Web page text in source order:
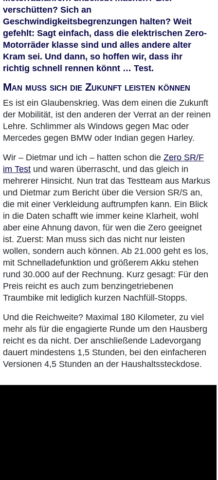
verschütten? Sich an
Geschwindigkeitsbegrenzungen halten? Weit
gefehlt: Sagt einfach, dass die elektrischen Zero-
Motorräder klasse sind und alles andere alter
Kram sei. Und dann, so hoffen wir, dass ihr
richtig schnell rennen könnt … Test.
Man muss sich die Zukunft leisten können
Es ist ein Glaubenskrieg. Was dem einen die Zukunft
der Mobilität, ist den anderen der Verrat an der reinen
Lehre. Schlimmer als Windows gegen Mac oder
Mercedes gegen BMW oder Indian gegen Harley.
Wir – Dietmar und ich – hatten schon die Zero SR/F
im Test und waren überrascht, und das gleich in
mehrerer Hinsicht. Nun trat das Testteam aus Markus
und Dietmar zum Bericht über die Version SR/S an,
die mit einer Verkleidung auftrumpfen kann. Ein Blick
in die Daten schafft wie immer keine Klarheit, wohl
aber eine Ahnung davon, für wen die Zero geeignet
ist. Zuerst: Man muss sich das nicht nur leisten
wollen, sondern auch können. Ab 21.000 geht es los,
mit Schnelladefunktion und größerem Akku stehen
rund 30.000 auf der Rechnung. Kurz gesagt: Für den
Preis reicht es auch zum benzingetriebenen
Traumbike mit lediglich kurzen Nachfüll-Stopps.
Und die Reichweite? Maximal 180 Kilometer, zu viel
mehr als für die engagierte Runde um den Hausberg
reicht es da nicht. Der anschließende Ladevorgang
dauert mindestens 1,5 Stunden, bei den einfacheren
Versionen 4,5 Stunden an der Haushaltssteckdose.